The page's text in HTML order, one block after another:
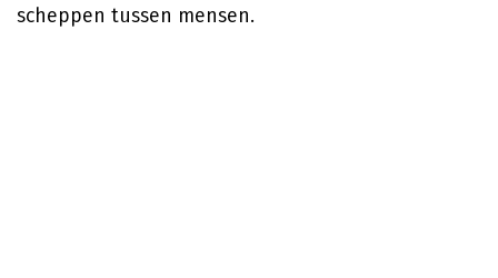
scheppen tussen mensen.